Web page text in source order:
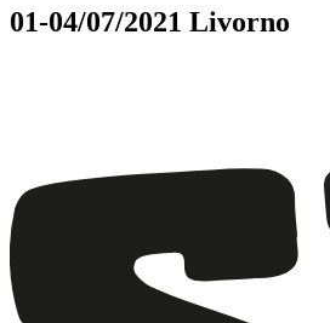
01-04/07/2021 Livorno